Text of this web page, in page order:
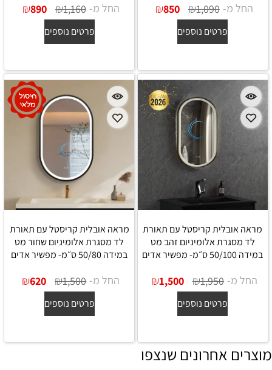
החל מ- ₪1,090
₪850
פרטים נוספים
החל מ- ₪1,160
₪890
פרטים נוספים
מראה אובלית קריסטל עם תאורת
לד מסגרת אלומיניום זהב מט
במידה 50/100 ס״מ- מפשיר אדים
החל מ- ₪1,950
₪1,500
פרטים נוספים
מראה אובלית קריסטל עם תאורת
לד מסגרת אלומיניום שחור מט
במידה 50/80 ס״מ- מפשיר אדים
החל מ- ₪1,500
₪620
פרטים נוספים
מוצרים אחרונים שנצפו